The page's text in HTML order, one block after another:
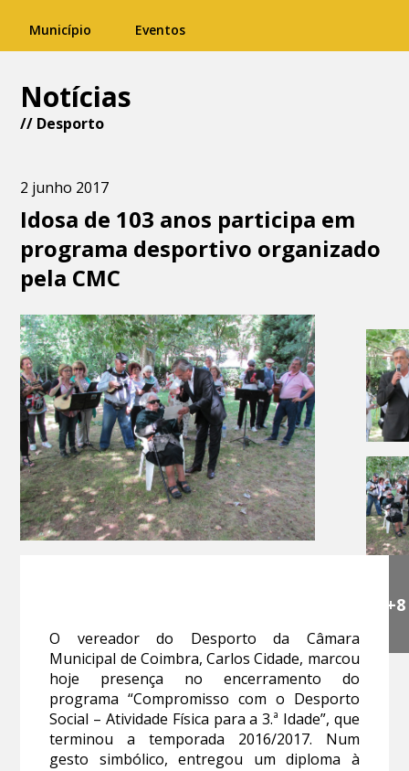
Município Eventos
Notícias
// Desporto
2 junho 2017
Idosa de 103 anos participa em
programa desportivo organizado
pela CMC
+8
O vereador do Desporto da Câmara
Municipal de Coimbra, Carlos Cidade, marcou
hoje presença no encerramento do
programa “Compromisso com o Desporto
Social – Atividade Física para a 3.ª Idade”, que
terminou a temporada 2016/2017. Num
gesto simbólico, entregou um diploma à